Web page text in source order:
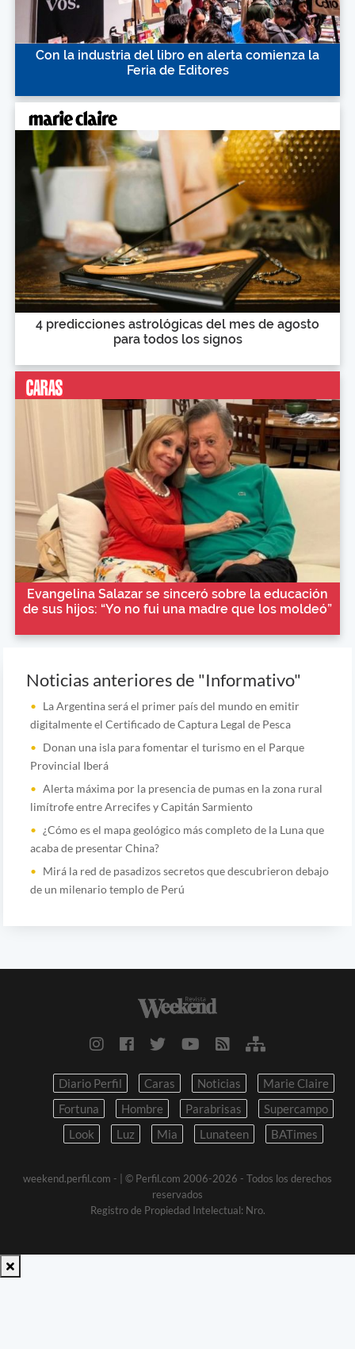
Con la industria del libro en alerta comienza la
Feria de Editores
4 predicciones astrológicas del mes de agosto
para todos los signos
Evangelina Salazar se sinceró sobre la educación
de sus hijos: “Yo no fui una madre que los moldeó”
Noticias anteriores de "Informativo"
La Argentina será el primer país del mundo en emitir
digitalmente el Certificado de Captura Legal de Pesca
Donan una isla para fomentar el turismo en el Parque
Provincial Iberá
Alerta máxima por la presencia de pumas en la zona rural
limítrofe entre Arrecifes y Capitán Sarmiento
¿Cómo es el mapa geológico más completo de la Luna que
acaba de presentar China?
Mirá la red de pasadizos secretos que descubrieron debajo
de un milenario templo de Perú
Diario Perfil Caras Noticias
Marie Claire
Fortuna
Hombre Parabrisas
Supercampo
Look
Luz Mia Lunateen BATimes
weekend.perfil.com -
| © Perfil.com 2006-2026 - Todos los derechos
reservados
Registro de Propiedad Intelectual: Nro.